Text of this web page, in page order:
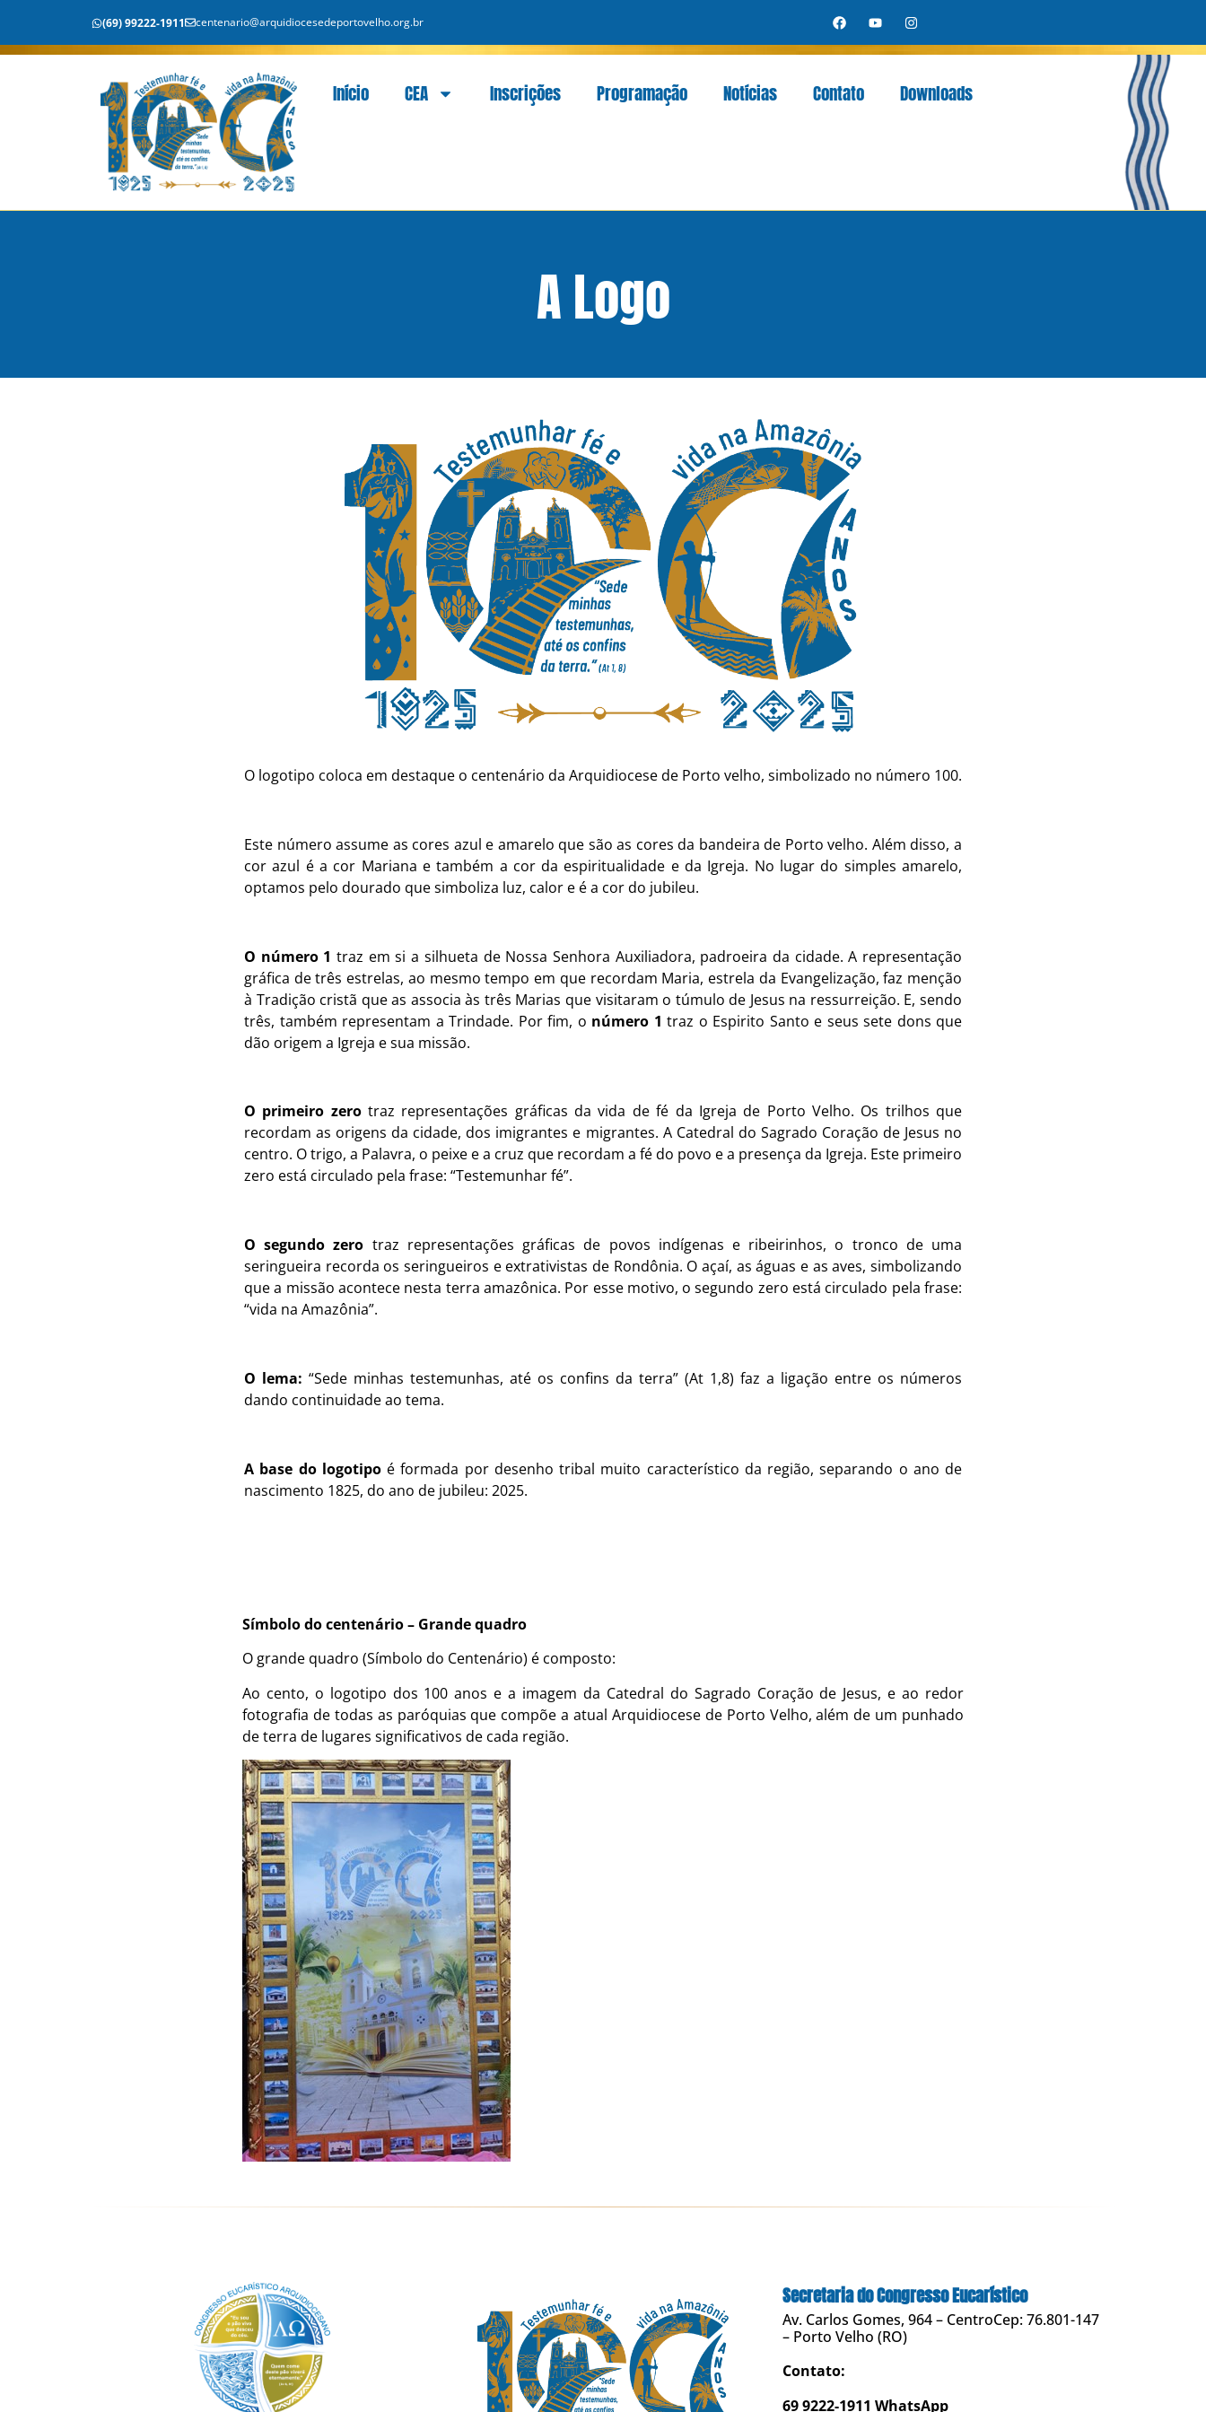
(69) 99222-1911 centenario@arquidiocesedeportovelho.org.br
Início CEA Inscrições Programação Notícias Contato Downloads
A Logo
O logotipo coloca em destaque o centenário da Arquidiocese de Porto velho, simbolizado no número 100.
Este número assume as cores azul e amarelo que são as cores da bandeira de Porto velho. Além disso, a
cor azul é a cor Mariana e também a cor da espiritualidade e da Igreja. No lugar do simples amarelo,
optamos pelo dourado que simboliza luz, calor e é a cor do jubileu.
O número 1 traz em si a silhueta de Nossa Senhora Auxiliadora, padroeira da cidade. A representação
gráfica de três estrelas, ao mesmo tempo em que recordam Maria, estrela da Evangelização, faz menção
à Tradição cristã que as associa às três Marias que visitaram o túmulo de Jesus na ressurreição. E, sendo
três, também representam a Trindade. Por fim, o número 1 traz o Espirito Santo e seus sete dons que
dão origem a Igreja e sua missão.
O primeiro zerotraz representações gráficas da vida de fé da Igreja de Porto Velho. Os trilhos que
recordam as origens da cidade, dos imigrantes e migrantes. A Catedral do Sagrado Coração de Jesus no
centro. O trigo, a Palavra, o peixe e a cruz que recordam a fé do povo e a presença da Igreja. Este primeiro
zero está circulado pela frase: “Testemunhar fé”.
O segundo zero traz representações gráficas de povos indígenas e ribeirinhos, o tronco de uma
seringueira recorda os seringueiros e extrativistas de Rondônia. O açaí, as águas e as aves, simbolizando
que a missão acontece nesta terra amazônica. Por esse motivo, o segundo zero está circulado pela frase:
“vida na Amazônia”.
O lema: “Sede minhas testemunhas, até os confins da terra” (At 1,8) faz a ligação entre os números
dando continuidade ao tema.
A base do logotipo é formada por desenho tribal muito característico da região, separando o ano de
nascimento 1825, do ano de jubileu: 2025.
Símbolo do centenário – Grande quadro
O grande quadro (Símbolo do Centenário) é composto:
Ao cento, o logotipo dos 100 anos e a imagem da Catedral do Sagrado Coração de Jesus, e ao redor
fotografia de todas as paróquias que compõe a atual Arquidiocese de Porto Velho, além de um punhado
de terra de lugares significativos de cada região.
Secretaria do Congresso Eucarístico
Av. Carlos Gomes, 964 – CentroCep: 76.801-147
– Porto Velho (RO)
Contato:
69 9222-1911 WhatsApp